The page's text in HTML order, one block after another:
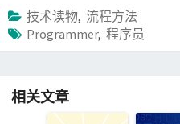
技术读物, 流程方法
Programmer, 程序员
相关文章